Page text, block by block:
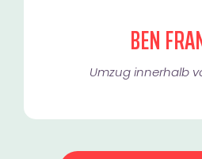
BEN
Umzug innerhalb